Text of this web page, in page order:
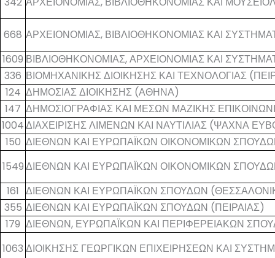
668 ΑΡΧΕΙΟΝΟΜΙΑΣ, ΒΙΒΛΙΟΘΗΚΟΝΟΜΙΑΣ ΚΑΙ
1609 ΒΙΒΛΙΟΘΗΚΟΝΟΜΙΑΣ, ΑΡΧΕΙΟΝΟΜΙΑΣ ΚΑΙ
336 ΒΙΟΜΗΧΑΝΙΚΗΣ ΔΙΟΙΚΗΣΗΣ ΚΑΙ ΤΕΧΝΟΛΟΓΙΑΣ
124 ΔΗΜΟΣΙΑΣ ΔΙΟΙΚΗΣΗΣ (ΑΘΗΝΑ)
147 ΔΗΜΟΣΙΟΓΡΑΦΙΑΣ ΚΑΙ ΜΕΣΩΝ ΜΑΖΙΚΗΣ
1004ΔΙΑΧΕΙΡΙΣΗΣ ΛΙΜΕΝΩΝ ΚΑΙ ΝΑΥΤΙΛΙΑΣ (ΨΑΧΝΑ
150 ΔΙΕΘΝΩΝ ΚΑΙ ΕΥΡΩΠΑΪΚΩΝ ΟΙΚΟΝΟΜΙΚΩΝ
1549ΔΙΕΘΝΩΝ ΚΑΙ ΕΥΡΩΠΑΪΚΩΝ ΟΙΚΟΝΟΜΙΚΩΝ
161 ΔΙΕΘΝΩΝ ΚΑΙ ΕΥΡΩΠΑΪΚΩΝ ΣΠΟΥΔΩΝ
355 ΔΙΕΘΝΩΝ ΚΑΙ ΕΥΡΩΠΑΪΚΩΝ ΣΠΟΥΔΩΝ (ΠΕΙΡΑΙΑΣ)
179 ΔΙΕΘΝΩΝ, ΕΥΡΩΠΑΪΚΩΝ ΚΑΙ ΠΕΡΙΦΕΡΕΙΑΚΩΝ
1063 ΔΙΟΙΚΗΣΗΣ ΓΕΩΡΓΙΚΩΝ ΕΠΙΧΕΙΡΗΣΕΩΝ ΚΑΙ